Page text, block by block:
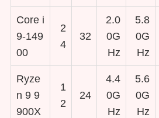
Core i
9-149
00
2
4
32
2.0
0G
Hz
5.8
0G
Hz
Ryze
n 9 9
900X
1
2
24
4.4
0G
Hz
5.6
0G
Hz